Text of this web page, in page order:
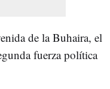
de la Buhaira, el
fuerza política